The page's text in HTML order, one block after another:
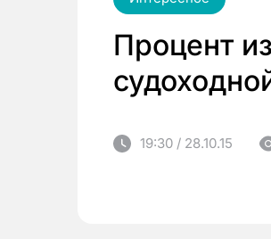
Процент
19:30 / 28.10.15